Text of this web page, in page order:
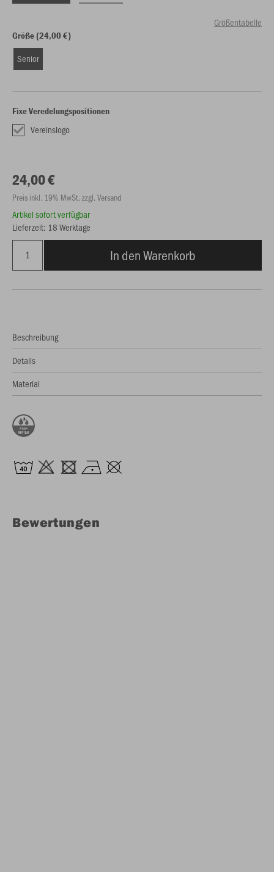
Größentabelle
Größe (24,00 €)
Senior
Fixe Veredelungspositionen
Vereinslogo
24,00 €
Preis inkl. 19% MwSt. zzgl. Versand
Artikel sofort verfügbar
Lieferzeit: 18 Werktage
In den Warenkorb
Beschreibung
Details
Material
Bewertungen